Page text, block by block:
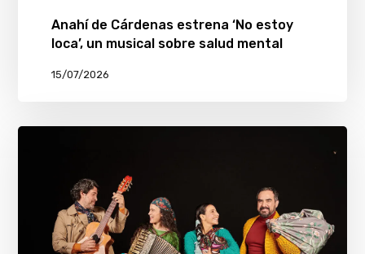
Anahí de Cárdenas estrena ‘No estoy
loca’, un musical sobre salud mental
15/07/2026